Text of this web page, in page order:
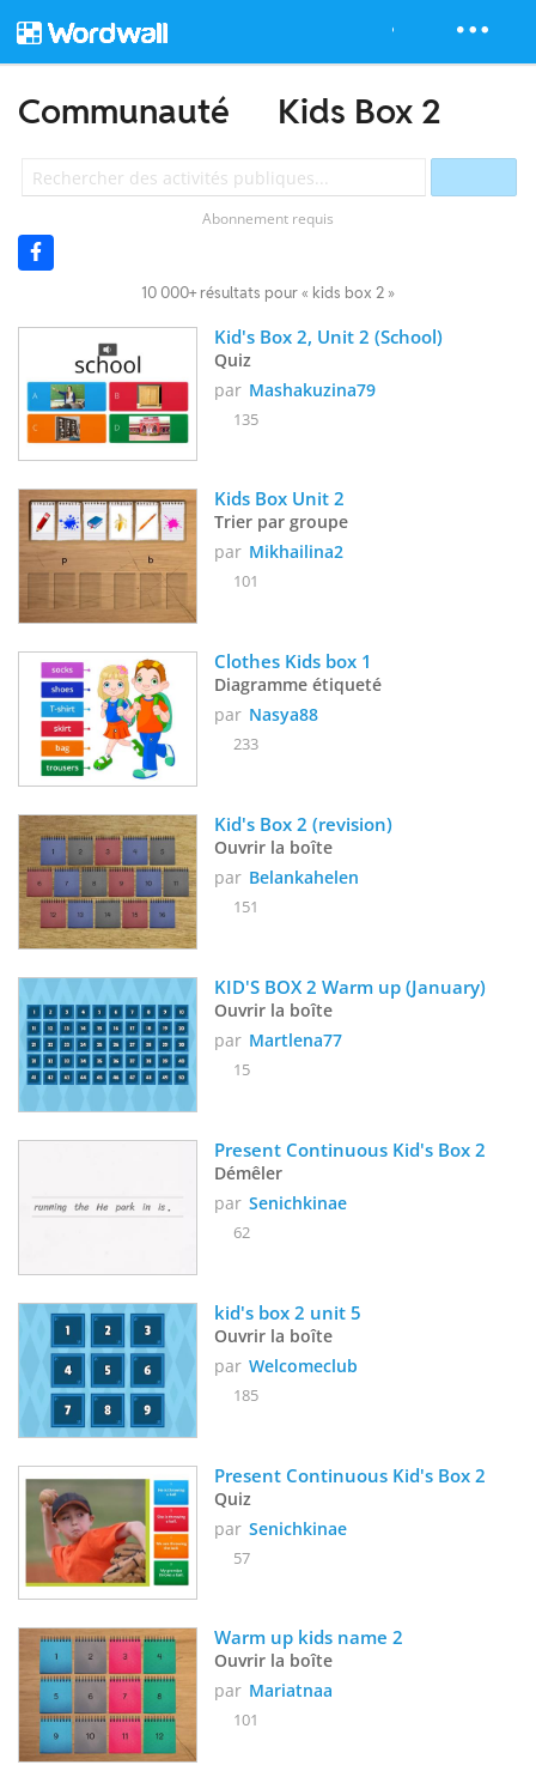
Communauté Kids Box 2
Abonnement requis
10 000+ résultats pour « kids box 2 »
Kid's Box 2, Unit 2 (School)
Quiz
par Mashakuzina79
135
Kids Box Unit 2
Trier par groupe
par Mikhailina2
101
Clothes Kids box 1
Diagramme étiqueté
par Nasya88
233
Kid's Box 2 (revision)
Ouvrir la boîte
par Belankahelen
151
KID'S BOX 2 Warm up (January)
Ouvrir la boîte
par Martlena77
15
Present Continuous Kid's Box 2
Démêler
par Senichkinae
62
kid's box 2 unit 5
Ouvrir la boîte
par Welcomeclub
185
Present Continuous Kid's Box 2
Quiz
par Senichkinae
57
Warm up kids name 2
Ouvrir la boîte
par Mariatnaa
101